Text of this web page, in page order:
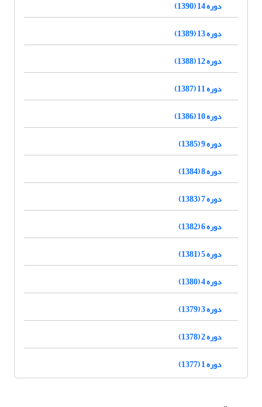
دوره 14 (1390)
دوره 13 (1389)
دوره 12 (1388)
دوره 11 (1387)
دوره 10 (1386)
دوره 9 (1385)
دوره 8 (1384)
دوره 7 (1383)
دوره 6 (1382)
دوره 5 (1381)
دوره 4 (1380)
دوره 3 (1379)
دوره 2 (1378)
دوره 1 (1377)